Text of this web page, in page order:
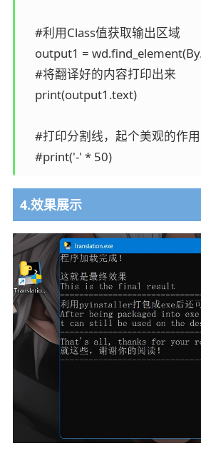
    #利用Class值获取输出区域
output1 =
    #将翻译好的内容打印出来
    print(output1.text)
    #打印分割线，起个美观的作用
    #print('-' * 50)
4.效果展示